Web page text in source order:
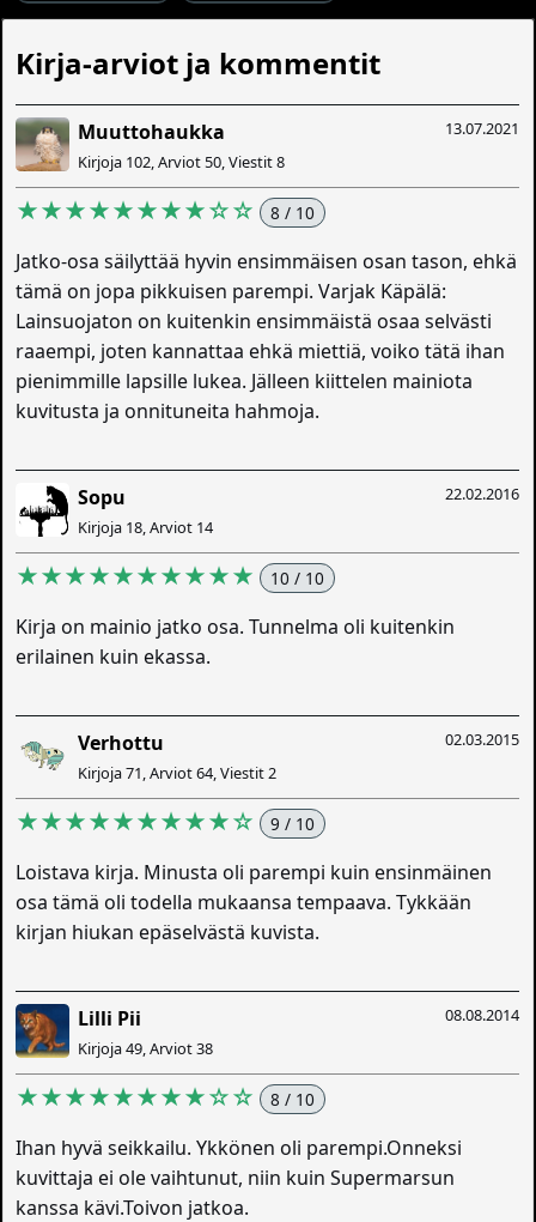
Kirja-arviot ja kommentit
13.07.2021
Muuttohaukka
Kirjoja 102, Arviot 50, Viestit 8
★★★★★★★★☆☆ 8 / 10
Jatko-osa säilyttää hyvin ensimmäisen osan tason, ehkä
tämä on jopa pikkuisen parempi. Varjak Käpälä:
Lainsuojaton on kuitenkin ensimmäistä osaa selvästi
raaempi, joten kannattaa ehkä miettiä, voiko tätä ihan
pienimmille lapsille lukea. Jälleen kiittelen mainiota
kuvitusta ja onnituneita hahmoja.
22.02.2016
Sopu
Kirjoja 18, Arviot 14
★★★★★★★★★★ 10 / 10
Kirja on mainio jatko osa. Tunnelma oli kuitenkin
erilainen kuin ekassa.
02.03.2015
Verhottu
Kirjoja 71, Arviot 64, Viestit 2
★★★★★★★★★☆ 9 / 10
Loistava kirja. Minusta oli parempi kuin ensinmäinen
osa tämä oli todella mukaansa tempaava. Tykkään
kirjan hiukan epäselvästä kuvista.
08.08.2014
Lilli Pii
Kirjoja 49, Arviot 38
★★★★★★★★☆☆ 8 / 10
Ihan hyvä seikkailu. Ykkönen oli parempi.Onneksi
kuvittaja ei ole vaihtunut, niin kuin Supermarsun
kanssa kävi.Toivon jatkoa.